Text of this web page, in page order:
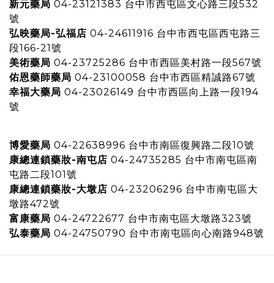
新元藥局 04-23121383 台中市西屯區文心路三段532
號
弘映藥局-弘福店 04-24611916 台中市西屯區西屯路三
段166-21號
美術藥局 04-23725286 台中市西區美村路一段567號
佑恩藥師藥局 04-23100058 台中市西區精誠路67號
幸福大藥局 04-23026149 台中市西區向上路一段194
號
博愛藥局 04-22638996 台中市南區復興路二段10號
康總連鎖藥妝-南屯店 04-24735285 台中市南屯區南
屯路二段101號
康總連鎖藥妝-大墩店 04-23206296 台中市南屯區大
墩路472號
富康藥局 04-24722677 台中市南屯區大墩路323號
弘泰藥局 04-24750790 台中市南屯區向心南路948號